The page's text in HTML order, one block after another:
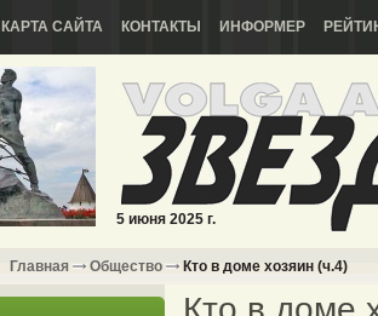
КАРТА САЙТА КОНТАКТЫ ИНФОРМЕР
5 июня 2025 г.
Главная Общество Кто в доме хозяин (ч.4)